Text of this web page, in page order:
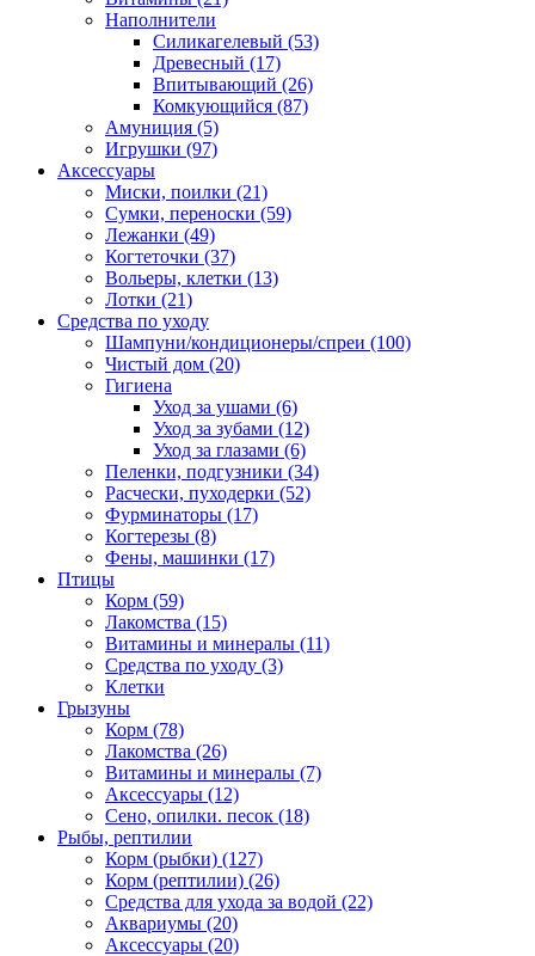
Наполнители
Силикагелевый (53)
Древесный (17)
Впитывающий (26)
Комкующийся (87)
Амуниция (5)
Игрушки (97)
Аксессуары
Миски, поилки (21)
Сумки, переноски (59)
Лежанки (49)
Когтеточки (37)
Вольеры, клетки (13)
Лотки (21)
Средства по уходу
Шампуни/кондиционеры/спреи (100)
Чистый дом (20)
Гигиена
Уход за ушами (6)
Уход за зубами (12)
Уход за глазами (6)
Пеленки, подгузники (34)
Расчески, пуходерки (52)
Фурминаторы (17)
Когтерезы (8)
Фены, машинки (17)
Птицы
Корм (59)
Лакомства (15)
Витамины и минералы (11)
Средства по уходу (3)
Клетки
Грызуны
Корм (78)
Лакомства (26)
Витамины и минералы (7)
Аксессуары (12)
Сено, опилки. песок (18)
Рыбы, рептилии
Корм (рыбки) (127)
Корм (рептилии) (26)
Средства для ухода за водой (22)
Аквариумы (20)
Аксессуары (20)